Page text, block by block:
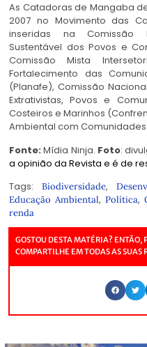
As Catadoras de Mangaba
2007 no Movimento das
inseridas na Comissão
Sustentável dos Povos e
Comissão Mista
Fortalecimento das
(Planafe), Comissão
Extrativistas, Povos e
Costeiros e Marinhos
Ambiental com
Fonte: Mídia Ninja. Foto:
a opinião da Revista e é de
Tags: Biodiversidade,
Educação Ambiental, Política,
renda
GOSTOU DESTA MATÉRIA? ENTÃO,
COMPARTILHE EM TODAS AS SUAS